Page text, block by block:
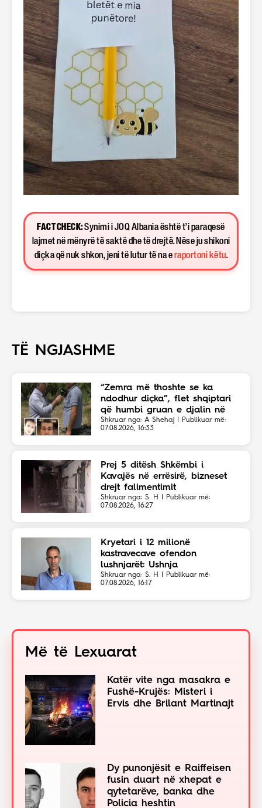
FACT CHECK:Synimi i JOQ Albania është t’i paraqesë
lajmet në mënyrë të saktë dhe të drejtë. Nëse ju shikoni
diçka që nuk shkon, jeni të lutur të na e raportoni këtu.
TË NGJASHME
“Zemra më thoshte se ka
ndodhur diçka”, flet shqiptari
që humbi gruan e djalin në
aksident
Shkruar nga: A Shehaj | Publikuar më:
07.08.2026, 16:33
Prej 5 ditësh Shkëmbi i
Kavajës në errësirë, bizneset
drejt falimentimit
Shkruar nga: S. H | Publikuar më:
07.08.2026, 16:27
Kryetari i 12 milionë
kastravecave ofendon
lushnjarët: Ushnja
Shkruar nga: S. H | Publikuar më:
07.08.2026, 16:17
Më të Lexuarat
Katër vite nga masakra e
Fushë-Krujës: Misteri i
Ervis dhe Brilant Martinajt
Dy punonjësit e Raiffeisen
fusin duart në xhepat e
qytetarëve, banka dhe
Policia heshtin